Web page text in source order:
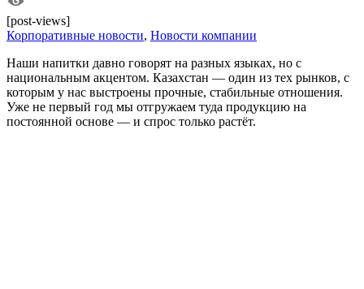
[post-views]
Корпоративные новости, Новости компании
Наши напитки давно говорят на разных языках, но с
национальным акцентом. Казахстан — один из тех рынков, с
которым у нас выстроены прочные, стабильные отношения.
Уже не первый год мы отгружаем туда продукцию на
постоянной основе — и спрос только растёт.